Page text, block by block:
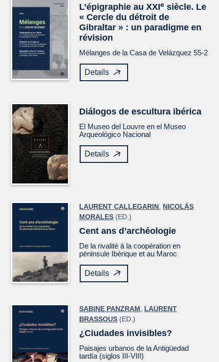
L’épigraphie au XXIe siècle. Le
« Cercle du détroit de
Gibraltar » : un paradigme en
révision
Mélanges de la Casa de Velázquez 55-2
Details
Diálogos de escultura ibérica
El Museo del Louvre en el Museo
Arqueológico Nacional
Details
LAURENT CALLEGARIN NICOLÁS
MORALES (ED.)
Cent ans d’archéologie
De la rivalité à la coopération en
péninsule Ibérique et au Maroc
Details
SABINE PANZRAM
LAURENT
BRASSOUS (ED.)
¿Ciudades invisibles?
Paisajes urbanos de la Antigüedad
tardía (siglos III-VIII)